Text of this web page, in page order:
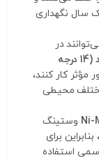
سال نگهداری
در
10- تا 50 درجه سانتی‌گراد (14 درجه
مؤثر کار کنند،
مختلف محیطی
Ni- وستینگ
برای
استفاده